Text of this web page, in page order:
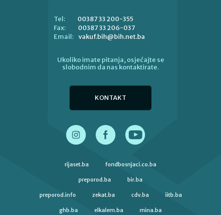
Tel:
00387 33 200-355
Fax:
00387 33 206-037
Email: vakuf.bih@bih.net.ba
Ukoliko imate pitanja, osjećajte se
slobodnim da nas kontaktirate.
KONTAKT
rijaset.ba fondbosnjaci.co.ba
preporod.ba bir.ba
preporod.info zekat.ba cdv.ba iitb.ba
ghb.ba elkalem.ba mina.ba